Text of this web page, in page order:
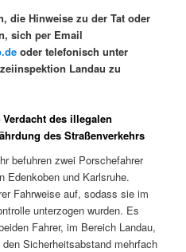
die Hinweise zu der Tat oder
sich per Email
oder telefonisch unter
Landau zu
des illegalen
des Straßenverkehrs
befuhren zwei Porschefahrer
Edenkoben und Karlsruhe.
Fahrweise auf, sodass sie im
unterzogen wurden. Es
Fahrer, im Bereich Landau,
Sicherheitsabstand mehrfach